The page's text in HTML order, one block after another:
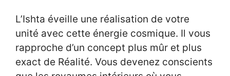
L’Ishta éveille une réalisation de votre
unité avec cette énergie cosmique. Il vous
rapproche d’un concept plus mûr et plus
exact de Réalité. Vous devenez conscients